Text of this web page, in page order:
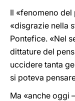
Il «fenomeno del
«disgrazie nella
Pontefice. «Nel
dittature del
uccidere tanta
si poteva
Ma «anche oggi